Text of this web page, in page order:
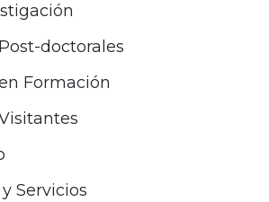
doctorales
Formación
Servicios